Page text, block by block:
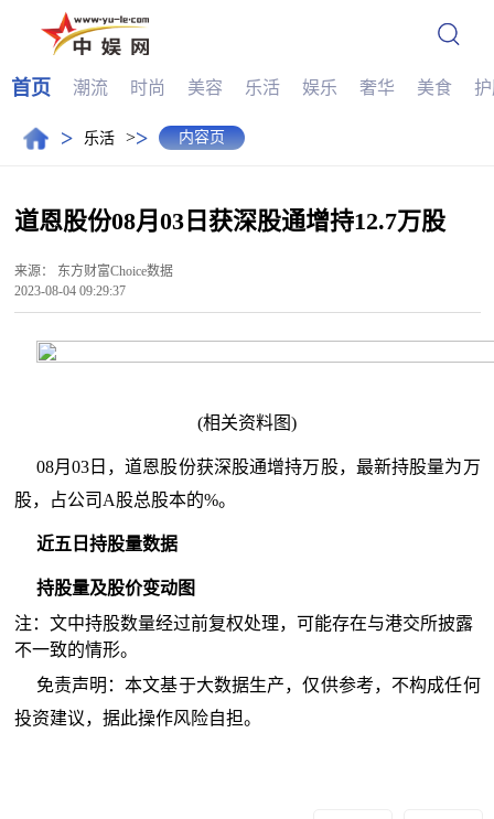
首页 潮流 时尚 美容 乐活 娱乐 奢华 美食
> 乐活 >> 内容页
道恩股份08月03日获深股通增持12.7万股
来源：
东方财富Choice数据
2023-08-04 09:29:37
(相关资料图)
08月03日，道恩股份获深股通增持万股，最新持股量为万
股，占公司A股总股本的%。
近五日持股量数据
持股量及股价变动图
注：文中持股数量经过前复权处理，可能存在与港交所披露
不一致的情形。
免责声明：本文基于大数据生产，仅供参考，不构成任何
投资建议，据此操作风险自担。